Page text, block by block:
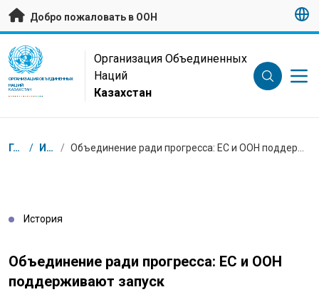
Перейти к основному содержанию
Добро пожаловать в ООН
UN Logo
ОРГАНИЗАЦИЯ ОБЪЕДИНЕННЫХ
НАЦИЙ
КАЗАХСТАН
Организация Объединенных
Наций
Казахстан
Навигационная цепочка
Главная / Истории /
История
Объединение ради прогресса: ЕС и ООН
поддерживают запуск